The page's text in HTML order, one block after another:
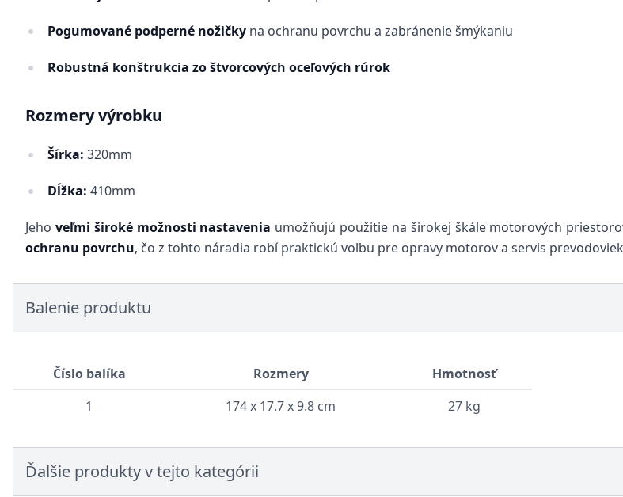
Pogumované podperné nožičky na ochranu povrchu a zabránenie šmýkaniu
Robustná konštrukcia zo štvorcových oceľových rúrok
Rozmery výrobku
Šírka: 320mm
Dĺžka: 410mm
Jeho veľmi široké možnosti nastavenia umožňujú použitie na širokej škále motorových
ochranu povrchu, čo z tohto náradia robí praktickú voľbu pre opravy motorov a servis
Balenie produktu
Číslo balíka Rozmery
Hmotnosť
1
174 x 17.7 x 9.8 cm 27 kg
Ďalšie produkty v tejto kategórii